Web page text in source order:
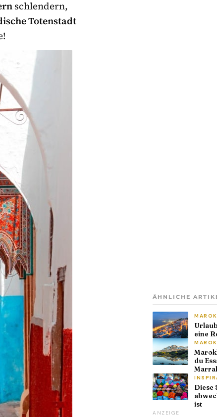
schlendern,
Totenstadt
ÄHNLICHE
eine
du
Diese
ist
ANZEIGE